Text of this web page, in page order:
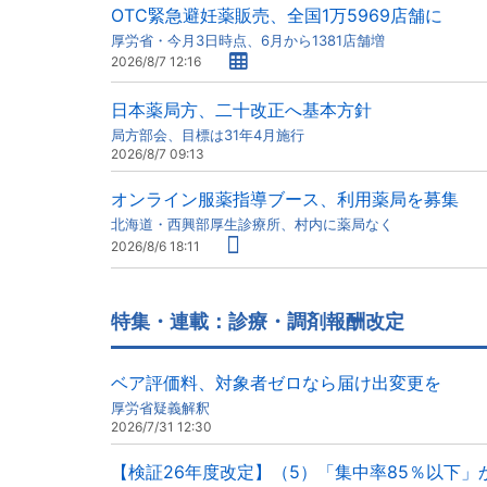
OTC緊急避妊薬販売、全国1万5969店舗に
厚労省・今月3日時点、6月から1381店舗増
2026/8/7 12:16
日本薬局方、二十改正へ基本方針
局方部会、目標は31年4月施行
2026/8/7 09:13
オンライン服薬指導ブース、利用薬局を募集
北海道・西興部厚生診療所、村内に薬局なく
2026/8/6 18:11
特集・連載：診療・調剤報酬改定
ベア評価料、対象者ゼロなら届け出変更を
厚労省疑義解釈
2026/7/31 12:30
【検証26年度改定】（5）「集中率85％以下」